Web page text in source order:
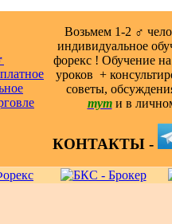
Возьмем 1-2 ‍♂️
индивидуальное
форекс ! Обучение
уроков ️ +
советы,
тут и в
КОНТАКТЫ -